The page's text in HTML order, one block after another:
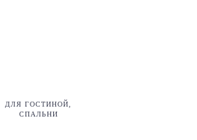
ДЛЯ ГОСТИНОЙ,
СПАЛЬНИ